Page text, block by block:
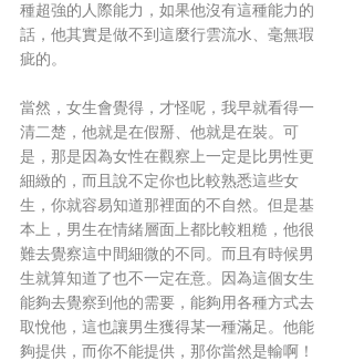
種超強的人際能力，如果他沒有這種能力的
話，他其實是做不到這麼行雲流水、毫無瑕
疵的。
當然，女生會覺得，才怪呢，我早就看得一
清二楚，他就是在假掰、他就是在裝。可
是，那是因為女性在觀察上一定是比男性更
細緻的，而且說不定你也比較熟悉這些女
生，你就容易知道那裡面的不自然。但是基
本上，男生在情緒層面上都比較粗糙，他很
難去覺察這中間細微的不同。而且有時候男
生就算知道了也不一定在意。因為這個女生
能夠去覺察到他的需要，能夠用各種方式去
取悅他，這也讓男生獲得某一種滿足。他能
夠提供，而你不能提供，那你當然是輸啊！